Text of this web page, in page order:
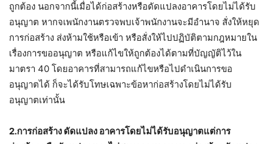
ถูกต้อง นอกจากนี้เมื่อได้ก่อสร้างหรือดัดแปลงอาคารโดยไม่ได้รับ
อนุญาต หากจเพนักงานตรวจพบเจ้าพนักงานจะมีอำนาจ สั่งให้หยุด
การก่อสร้าง ส่งห้ามใช้หรือเข้า หรือสั่งให้ไปปฏิบัติตามกฎหมายใน
เรื่องการขออนุญาต หรือแก้ไขให้ถูกต้องได้ตามที่บัญญัติไว้ใน
มาตรา 40 โดยอาคารที่สามารถแก้ไขหรือไปดำเนินการขอ
อนุญาตได้ ก็จะได้รับโทษเฉพาะข้อหาก่อสร้างโดยไม่ได้รับ
อนุญาตเท่านั้น
2.การก่อสร้าง ดัดแปลง อาคารโดยไม่ได้รับอนุญาตแต่การ